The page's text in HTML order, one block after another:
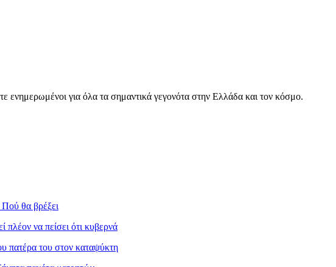
ενημερωμένοι για όλα τα σημαντικά γεγονότα στην Ελλάδα και τον κόσμο.
θα βρέξει
να πείσει ότι κυβερνά
πατέρα του στον καταψύκτη